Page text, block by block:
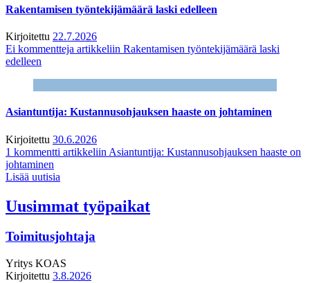
Rakentamisen työntekijämäärä laski edelleen
Kirjoitettu 22.7.2026
Ei kommentteja artikkeliin Rakentamisen työntekijämäärä laski
edelleen
Asiantuntija: Kustannusohjauksen haaste on johtaminen
Kirjoitettu 30.6.2026
1 kommentti artikkeliin Asiantuntija: Kustannusohjauksen haaste on
johtaminen
Lisää uutisia
Uusimmat työpaikat
Toimitusjohtaja
Yritys KOAS
Kirjoitettu 3.8.2026